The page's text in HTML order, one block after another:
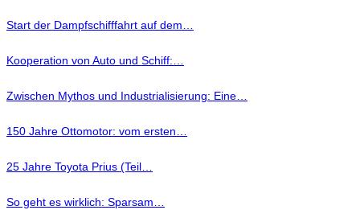
Start der Dampfschifffahrt auf dem…
Kooperation von Auto und Schiff:…
Zwischen Mythos und Industrialisierung: Eine…
150 Jahre Ottomotor: vom ersten…
25 Jahre Toyota Prius (Teil…
So geht es wirklich: Sparsam…